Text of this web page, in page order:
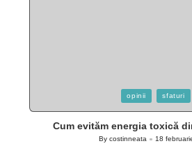
in
opinii sfaturi
Cum evităm energia toxică
Posted
By costinneata 18